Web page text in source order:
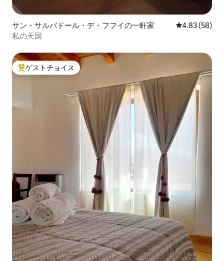
サン・サルバドール・デ・フフイの一軒家 レビュー58
4.83 (58)
私の天国
大好評のゲストチョイスです。
ゲストチョイス